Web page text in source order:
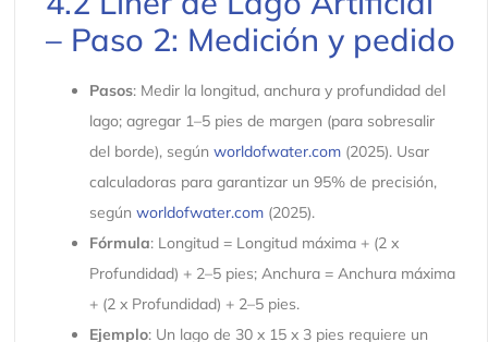
– Paso 2: Medición y pedido
Pasos: Medir la longitud, anchura y profundidad del
lago; agregar 1–5 pies de margen (para sobresalir
del borde), según worldofwater.com(2025). Usar
calculadoras para garantizar un 95% de precisión,
según worldofwater.com(2025).
Fórmula: Longitud = Longitud máxima + (2 x
Profundidad) + 2–5 pies; Anchura = Anchura máxima
+ (2 x Profundidad) + 2–5 pies.
Ejemplo: Un lago de 30 x 15 x 3 pies requiere un